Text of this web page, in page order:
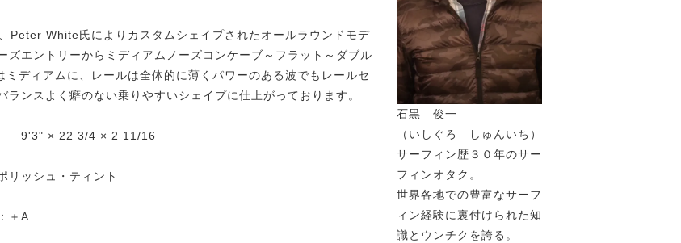
Peter White氏によりカスタムシェイプされたオールラウンドモデ
ズエントリーからミディアムノーズコンケーブ～フラット～ダブル
ミディアムに、レールは全体的に薄くパワーのある波でもレールセ
ランスよく癖のない乗りやすいシェイプに仕上がっております。
9'3" × 22 3/4 × 2 11/16
リッシュ・ティント
＋A
石黒 俊一
（いしぐろ しゅんいち）
サーフィン歴３０年のサー
フィンオタク。
世界各地での豊富なサーフ
ィン経験に裏付けられた知
識とウンチクを誇る。